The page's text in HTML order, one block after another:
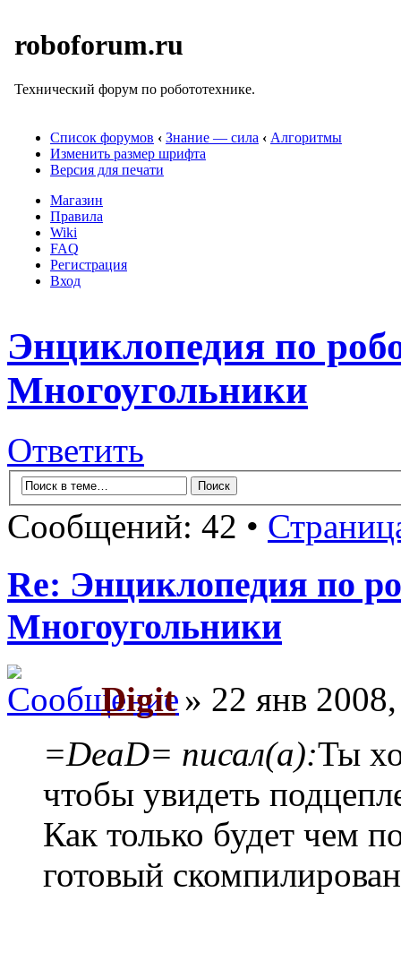
roboforum.ru
Технический форум по робототехнике.
Список форумов ‹ Знание — сила ‹ Алгоритмы
Изменить размер шрифта
Версия для печати
Магазин
Правила
Wiki
FAQ
Регистрация
Вход
Энциклопедия по
Многоугольники
Ответить
Сообщений: 42 •
Re: Энциклопедия по
Многоугольники
Digit» 22 янв
=DeaD= писал(а):Ты
чтобы увидеть
Как только будет чем
готовый